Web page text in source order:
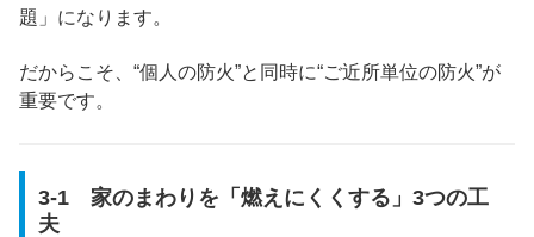
題」になります。
だからこそ、“個人の防火”と同時に“ご近所単位の防火”が
重要です。
3-1 家のまわりを「燃えにくくする」3つの工
夫